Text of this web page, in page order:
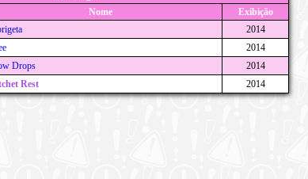
Nome
Exibição
2014
2014
Drops
2014
Rest 2014